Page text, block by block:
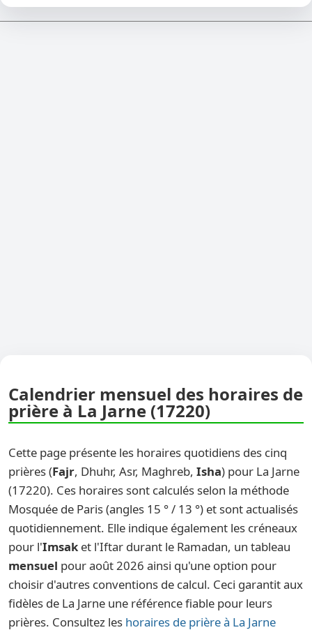
Calendrier mensuel des horaires de
prière à La Jarne (17220)
Cette page présente les horaires quotidiens des cinq
prières (Fajr, Dhuhr, Asr, Maghreb, Isha) pour La Jarne
(17220). Ces horaires sont calculés selon la méthode
Mosquée de Paris (angles 15 ° / 13 °) et sont actualisés
quotidiennement. Elle indique également les créneaux
pour l'Imsak et l'Iftar durant le Ramadan, un tableau
mensuel pour août 2026 ainsi qu'une option pour
choisir d'autres conventions de calcul. Ceci garantit aux
fidèles de La Jarne une référence fiable pour leurs
prières. Consultez les horaires de prière à La Jarne